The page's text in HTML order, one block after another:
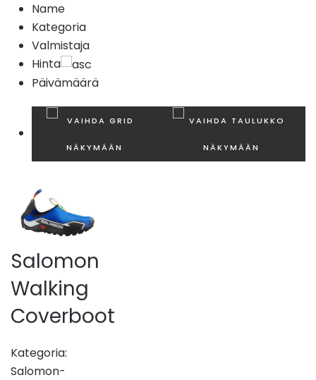
Name
Kategoria
Valmistaja
Hinta
Päivämäärä
Salomon
Walking
Coverboot
Kategoria:
Salomon-